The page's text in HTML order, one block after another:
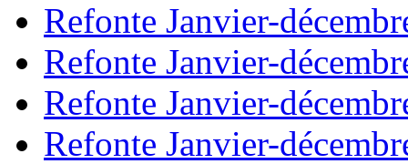
Refonte Janvier-
Refonte Janvier-
Refonte Janvier-
Refonte Janvier-